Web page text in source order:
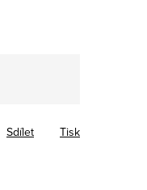
Tisk
Sdílet